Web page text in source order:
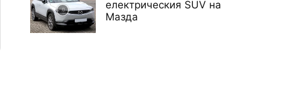
електрическия SUV на
Мазда